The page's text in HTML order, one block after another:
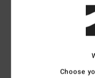
Collo a mezza
Tasche a filetto
Choose